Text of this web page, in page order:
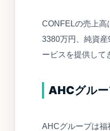
CONFELの売上高
3380万円、純資
ービスを提供して
AHCグル
AHCグループは福